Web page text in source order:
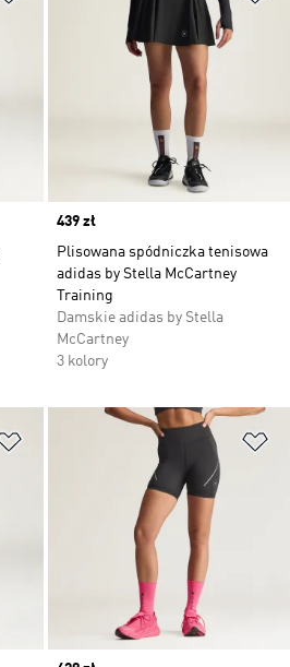
Price
439 zł
Plisowana spódniczka tenisowa
adidas by Stella McCartney
Training
Damskie adidas by Stella
McCartney
3 kolory
Dodaj do listy życzeń